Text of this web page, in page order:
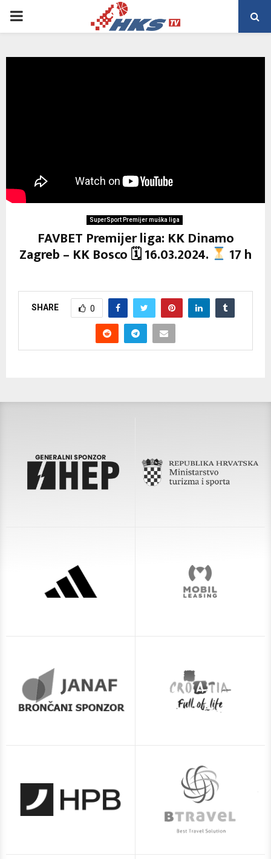
PRIMARY
SuperSport Premijer muška liga
FAVBET Premijer liga: KK Dinamo
Zagreb – KK Bosco 🗓 16.03.2024. 17 h
SHARE 0